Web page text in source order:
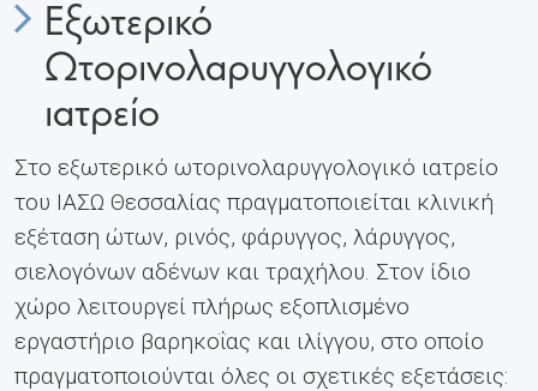
Εξωτερικό
Ωτορινολαρυγγολογικό
ιατρείο
Στο εξωτερικό ωτορινολαρυγγολογικό ιατρείο
του ΙΑΣΩ Θεσσαλίας πραγματοποιείται κλινική
εξέταση ώτων, ρινός, φάρυγγος, λάρυγγος,
σιελογόνων αδένων και τραχήλου. Στον ίδιο
χώρο λειτουργεί πλήρως εξοπλισμένο
εργαστήριο βαρηκοΐας και ιλίγγου, στο οποίο
πραγματοποιούνται όλες οι σχετικές εξετάσεις: